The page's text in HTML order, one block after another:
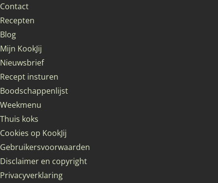
Contact
Recepten
Blog
Mijn KookJij
Nieuwsbrief
Recept insturen
Boodschappenlijst
Weekmenu
Thuis koks
Cookies op KookJij
Gebruikersvoorwaarden
Disclaimer en copyright
Privacyverklaring